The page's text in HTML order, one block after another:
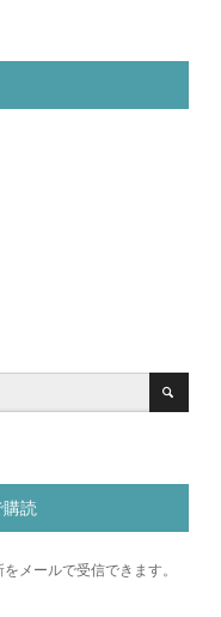
読
メールで受信できます。